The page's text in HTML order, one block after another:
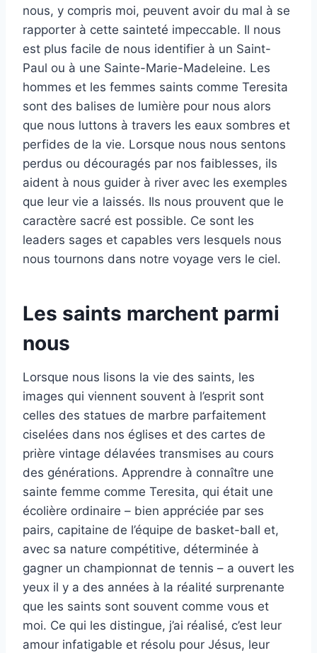
nous, y compris moi, peuvent avoir du mal à se
rapporter à cette sainteté impeccable. Il nous
est plus facile de nous identifier à un Saint-
Paul ou à une Sainte-Marie-Madeleine. Les
hommes et les femmes saints comme Teresita
sont des balises de lumière pour nous alors
que nous luttons à travers les eaux sombres et
perfides de la vie. Lorsque nous nous sentons
perdus ou découragés par nos faiblesses, ils
aident à nous guider à river avec les exemples
que leur vie a laissés. Ils nous prouvent que le
caractère sacré est possible. Ce sont les
leaders sages et capables vers lesquels nous
nous tournons dans notre voyage vers le ciel.
Les saints marchent parmi
nous
Lorsque nous lisons la vie des saints, les
images qui viennent souvent à l’esprit sont
celles des statues de marbre parfaitement
ciselées dans nos églises et des cartes de
prière vintage délavées transmises au cours
des générations. Apprendre à connaître une
sainte femme comme Teresita, qui était une
écolière ordinaire – bien appréciée par ses
pairs, capitaine de l’équipe de basket-ball et,
avec sa nature compétitive, déterminée à
gagner un championnat de tennis – a ouvert les
yeux il y a des années à la réalité surprenante
que les saints sont souvent comme vous et
moi. Ce qui les distingue, j’ai réalisé, c’est leur
amour infatigable et résolu pour Jésus, leur